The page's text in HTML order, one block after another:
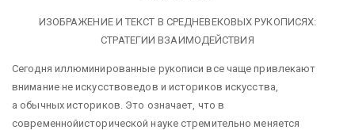
ИЗОБРАЖЕНИЕ И ТЕКСТ В СРЕДНЕВЕКОВЫХ РУКОПИСЯХ:
СТРАТЕГИИ ВЗАИМОДЕЙСТВИЯ
Сегодня иллюминированные рукописи все чаще привлекают
внимание не искусствоведов и историков искусства,
а обычных историков. Это означает, что в
современнойисторической науке стремительно меняется